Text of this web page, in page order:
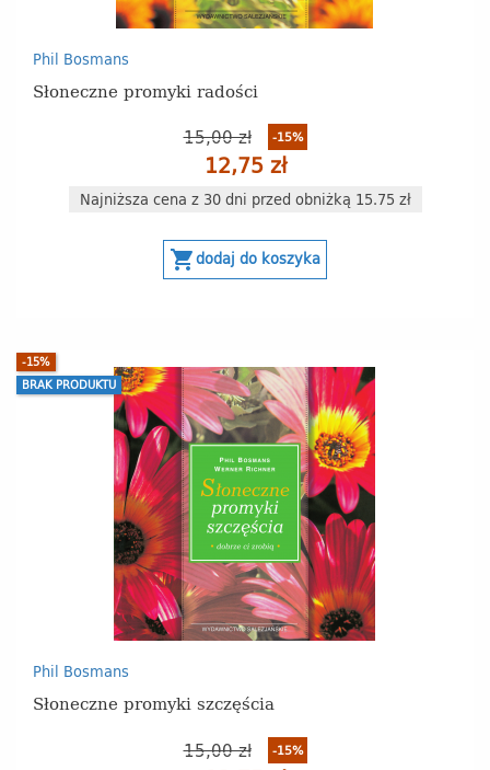
Phil Bosmans
Słoneczne promyki radości
15,00 zł -15%
12,75 zł
Najniższa cena z 30 dni przed obniżką 15.75 zł
shopping_cartdodaj do koszyka
Phil Bosmans
Słoneczne promyki szczęścia
15,00 zł -15%
-15%
BRAK PRODUKTU